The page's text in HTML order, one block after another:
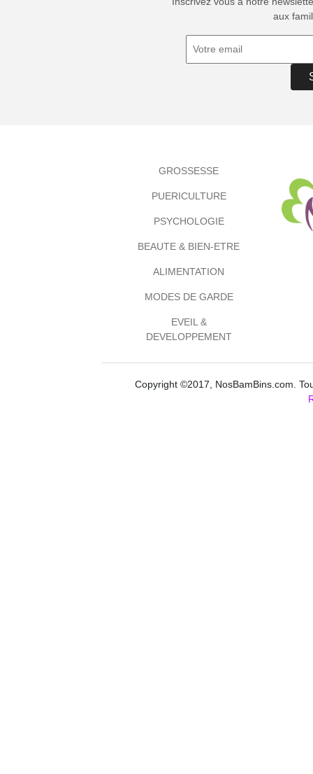
aux
GROSSESSE
PUERICULTURE
PSYCHOLOGIE
BEAUTE & BIEN-ETRE
ALIMENTATION
MODES DE GARDE
EVEIL &
DEVELOPPEMENT
Copyright ©2017, NosBamBins.com.